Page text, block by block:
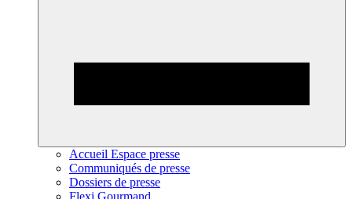
Accueil Espace presse
Communiqués de presse
Dossiers de presse
Flexi Gourmand